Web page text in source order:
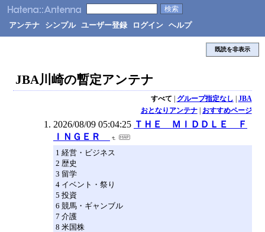
アンテナ シンプル ユーザー登録 ログイン ヘルプ
既読を非表示
JBA川崎の暫定アンテナ
すべて | グループ指定なし | JBA
おとなりアンテナ| おすすめページ
2026/08/09 05:04:25 ＴＨＥ ＭＩＤＤＬＥ Ｆ
ＩＮＧＥＲ
1 経営・ビジネス
2 歴史
3 留学
4 イベント・祭り
5 投資
6 競馬・ギャンブル
7 介護
8 米国株